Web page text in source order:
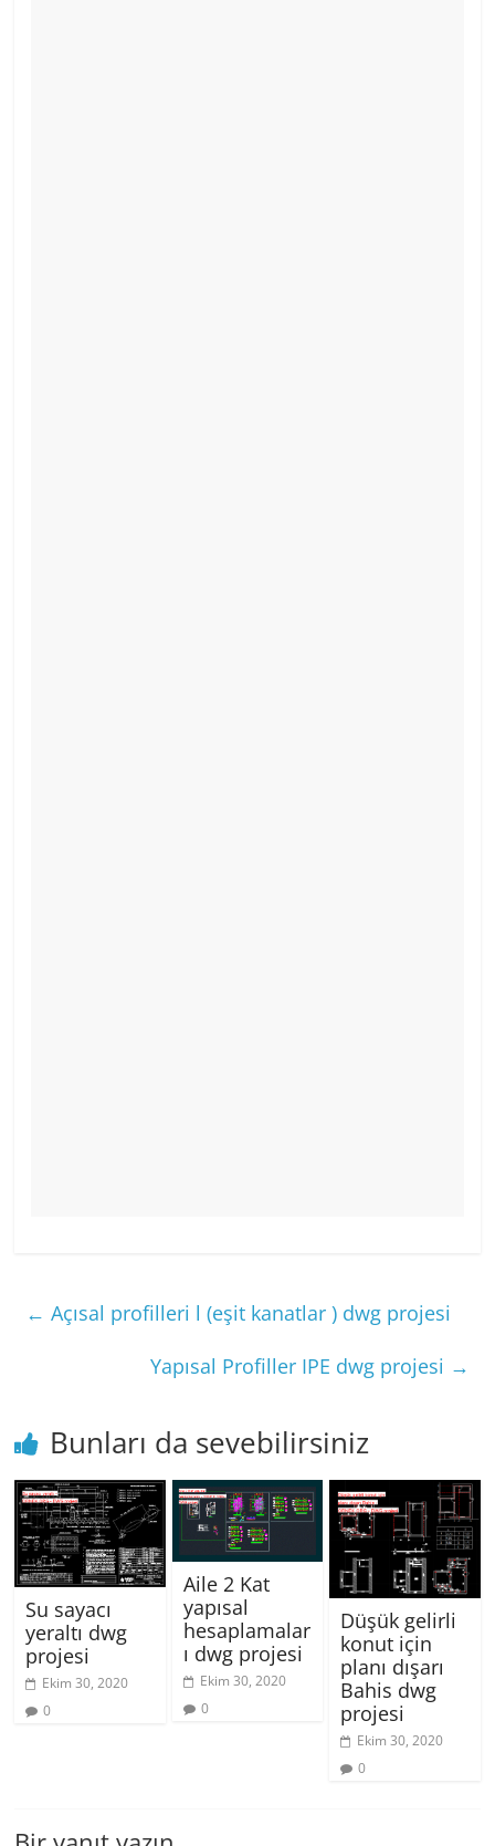
← Açısal profilleri l (eşit kanatlar ) dwg projesi
Yapısal Profiller IPE dwg projesi →
Bunları da sevebilirsiniz
Su sayacı
yeraltı dwg
projesi
Ekim 30, 2020
0
Aile 2 Kat
yapısal
hesaplamalar
ı dwg projesi
Ekim 30, 2020
0
Düşük gelirli
konut için
planı dışarı
Bahis dwg
projesi
Ekim 30, 2020
0